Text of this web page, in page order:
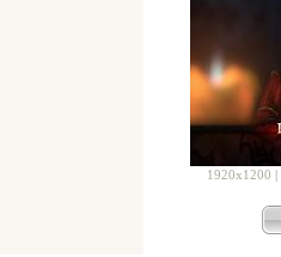
1920x1200 |